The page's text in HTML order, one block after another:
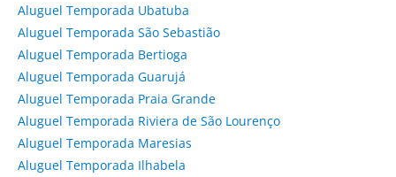
Aluguel Temporada Ubatuba
Aluguel Temporada São Sebastião
Aluguel Temporada Bertioga
Aluguel Temporada Guarujá
Aluguel Temporada Praia Grande
Aluguel Temporada Riviera de São Lourenço
Aluguel Temporada Maresias
Aluguel Temporada Ilhabela